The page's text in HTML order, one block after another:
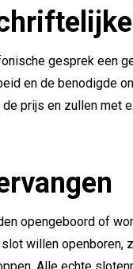
gesprek een
en de benodigde
prijs en zullen met
opengeboord of
willen openboren,